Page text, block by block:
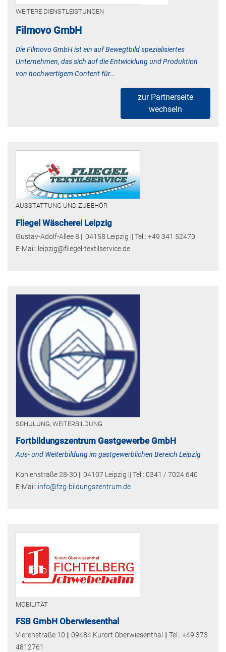
WEITERE DIENSTLEISTUNGEN
Filmovo GmbH
Die Filmovo GmbH ist ein auf Bewegtbild spezialisiertes
Unternehmen, das sich auf die Entwicklung und Produktion
von hochwertigem Content für…
zur Partnerseite
wechseln
AUSSTATTUNG UND ZUBEHÖR
Fliegel Wäscherei Leipzig
Gustav-Adolf-Allee 8 || 04158 Leipzig || Tel.: +49 341 52470
E-Mail: leipzig@fliegel-textilservice.de
SCHULUNG, WEITERBILDUNG
Fortbildungszentrum Gastgewerbe GmbH
Aus- und Weiterbildung im gastgewerblichen Bereich Leipzig
Kohlenstraße 28-30 || 04107 Leipzig || Tel.: 0341 / 7024 640
E-Mail: info@fzg-bildungszentrum.de
MOBILITÄT
FSB GmbH Oberwiesenthal
Vierenstraße 10 || 09484 Kurort Oberwiesenthal || Tel.: +49 373
4812761